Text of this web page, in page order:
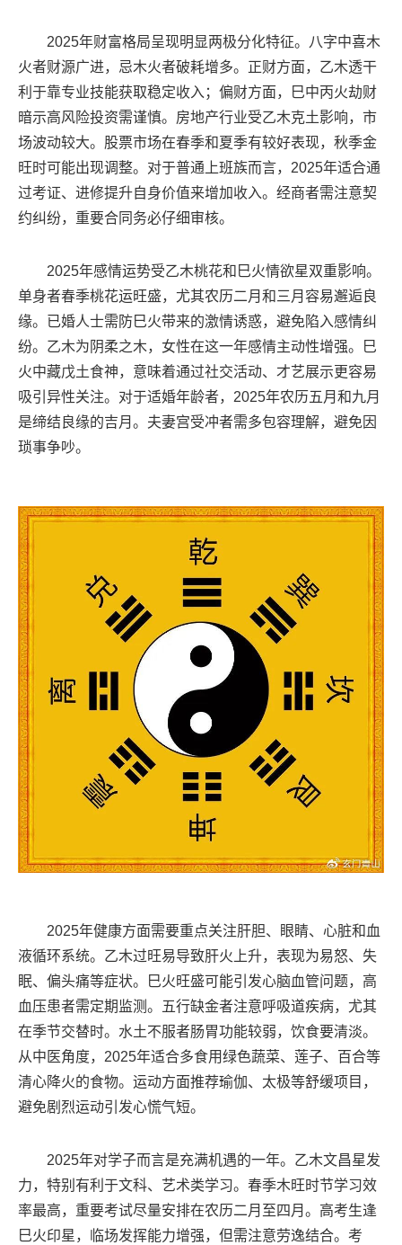
2025年财富格局呈现明显两极分化特征。八字中喜木
火者财源广进，忌木火者破耗增多。正财方面，乙木透干
利于靠专业技能获取稳定收入；偏财方面，巳中丙火劫财
暗示高风险投资需谨慎。房地产行业受乙木克土影响，市
场波动较大。股票市场在春季和夏季有较好表现，秋季金
旺时可能出现调整。对于普通上班族而言，2025年适合通
过考证、进修提升自身价值来增加收入。经商者需注意契
约纠纷，重要合同务必仔细审核。
2025年感情运势受乙木桃花和巳火情欲星双重影响。
单身者春季桃花运旺盛，尤其农历二月和三月容易邂逅良
缘。已婚人士需防巳火带来的激情诱惑，避免陷入感情纠
纷。乙木为阴柔之木，女性在这一年感情主动性增强。巳
火中藏戊土食神，意味着通过社交活动、才艺展示更容易
吸引异性关注。对于适婚年龄者，2025年农历五月和九月
是缔结良缘的吉月。夫妻宫受冲者需多包容理解，避免因
琐事争吵。
2025年健康方面需要重点关注肝胆、眼睛、心脏和血
液循环系统。乙木过旺易导致肝火上升，表现为易怒、失
眠、偏头痛等症状。巳火旺盛可能引发心脑血管问题，高
血压患者需定期监测。五行缺金者注意呼吸道疾病，尤其
在季节交替时。水土不服者肠胃功能较弱，饮食要清淡。
从中医角度，2025年适合多食用绿色蔬菜、莲子、百合等
清心降火的食物。运动方面推荐瑜伽、太极等舒缓项目，
避免剧烈运动引发心慌气短。
2025年对学子而言是充满机遇的一年。乙木文昌星发
力，特别有利于文科、艺术类学习。春季木旺时节学习效
率最高，重要考试尽量安排在农历二月至四月。高考生逢
巳火印星，临场发挥能力增强，但需注意劳逸结合。考